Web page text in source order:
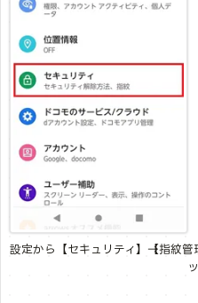
設定から【セキュリティ】→【指紋